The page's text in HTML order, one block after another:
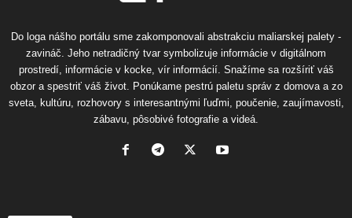
Do loga nášho portálu sme zakomponovali abstrakciu maliarskej palety -
zavináč. Jeho netradičný tvar symbolizuje informácie v digitálnom
prostredí, informácie v kocke, vír informácií. Snažíme sa rozšíriť váš
obzor a spestriť váš život. Ponúkame pestrú paletu správ z domova a zo
sveta, kultúru, rozhovory s interesantnými ľuďmi, poučenie, zaujímavosti,
zábavu, pôsobivé fotografie a videá.